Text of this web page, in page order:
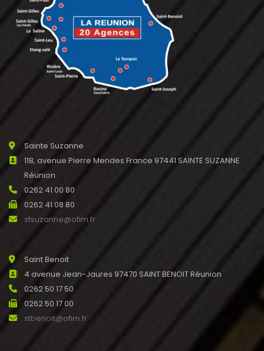
Sainte Suzanne
118, avenue Pierre Mendes France 97441 SAINTE SUZANNE
Réunion
0262 41 00 80
0262 41 08 80
stsuzanne@ofim.fr
Saint Benoit
4 avenue Jean-Jaures 97470 SAINT BENOIT Réunion
0262 50 17 50
0262 50 17 00
stbenoit@ofim.fr